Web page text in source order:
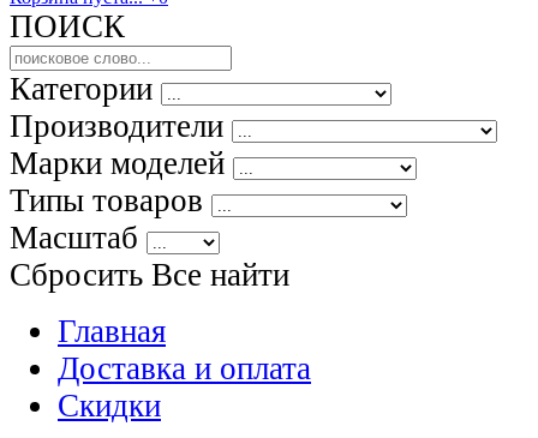
ПОИСК
Категории
Производители
Марки моделей
Типы товаров
Масштаб
Сбросить Все найти
Главная
Доставка и оплата
Скидки